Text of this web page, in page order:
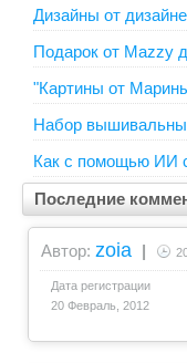
Дизайны от
Подарок от Mazzy
"Картины от
Набор
Как с помощью ИИ
Последние
Автор: zoia |
Дата регистрации
20 Февраль, 2012